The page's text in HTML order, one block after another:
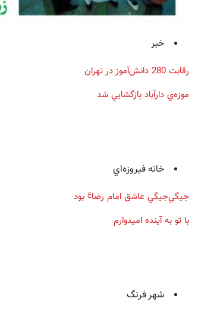
خبر
رقابت 280 دانش‌آموز در تهران
موزه‌ي دارآباد بازگشايي شد
خانه فيروزه‌اي
جيگي‌جيگي عاشق امام رضا‌ع بود
با تو به آينده اميدوارم
شهر فرنگ